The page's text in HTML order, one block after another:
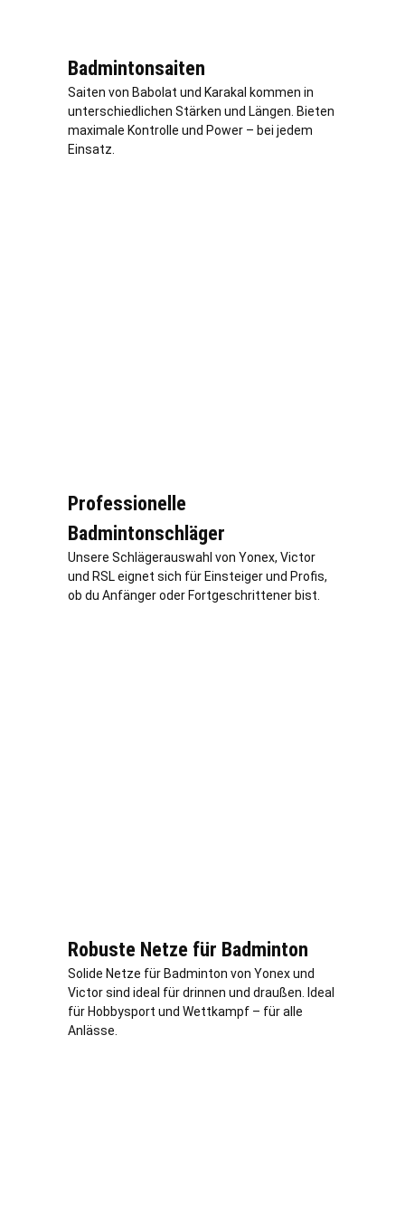
Badmintonsaiten
Saiten von Babolat und Karakal kommen in
unterschiedlichen Stärken und Längen. Bieten
maximale Kontrolle und Power – bei jedem
Einsatz.
Professionelle
Badmintonschläger
Unsere Schlägerauswahl von Yonex, Victor
und RSL eignet sich für Einsteiger und Profis,
ob du Anfänger oder Fortgeschrittener bist.
Robuste Netze für Badminton
Solide Netze für Badminton von Yonex und
Victor sind ideal für drinnen und draußen. Ideal
für Hobbysport und Wettkampf – für alle
Anlässe.